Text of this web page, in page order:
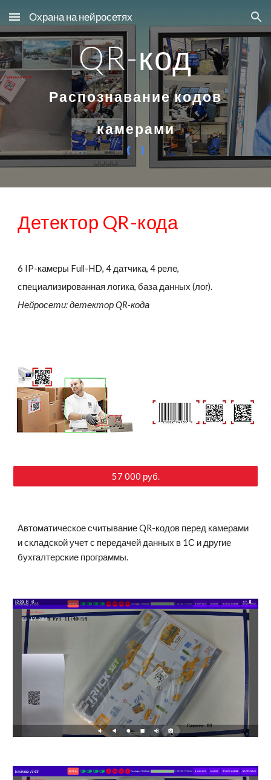
Skip to main content Skip to navigation
Охрана на нейросетях
QR-код
Распознавание кодов
камерами
Детектор QR-кода
6 IP-камеры Full-HD, 4 датчика, 4 реле,
специализированная логика, база данных (лог).
Нейросети: детектор QR-кода
57 000 руб.
Автоматическое считывание QR-кодов перед камерами
и складской учет с передачей данных в 1С и другие
бухгалтерские программы.